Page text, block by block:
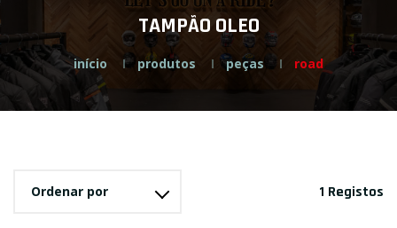
TAMPÃO OLEO
início produtos peças road
Ordenar por 1 Registos